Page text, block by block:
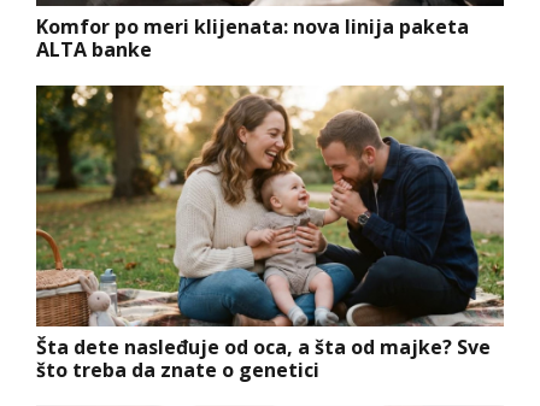
Komfor po meri klijenata: nova linija paketa
ALTA banke
Šta dete nasleđuje od oca, a šta od majke? Sve
što treba da znate o genetici